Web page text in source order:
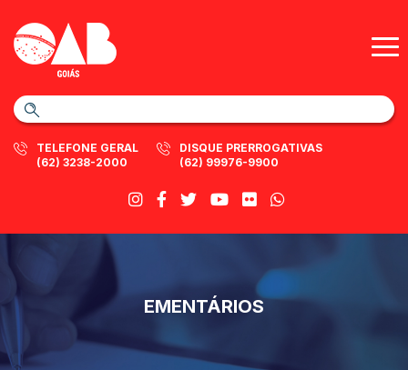
TELEFONE GERAL
(62) 3238-2000
DISQUE PRERROGATIVAS
(62) 99976-9900
EMENTÁRIOS